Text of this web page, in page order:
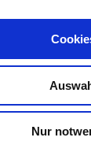
Nur
Warenkorb